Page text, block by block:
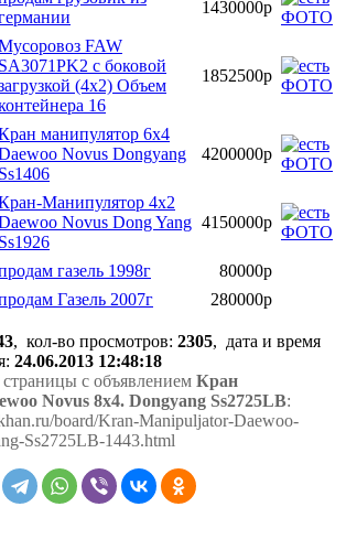
1430000р
FAW
SA3071PK2 с боковой
(4х2) Объем
16
1852500р
манипулятор 6х4
Novus Dongyang
Ss1406
4200000р
Манипулятор 4х2
Novus Dong Yang
Ss1926
4150000р
газель 1998г 80000р
Газель 2007г 280000р
, кол-во просмотров: 2305, дата и время
24.06.2013 12:48:18
с объявлением Кран
Novus 8х4. Dongyang Ss2725LB:
board/Kran-Manipuljator-Daewoo-
Ss2725LB-1443.html